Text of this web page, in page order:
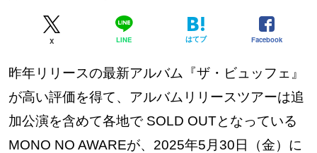
X LINE はてブ Facebook
昨年リリースの最新アルバム『ザ・ビュッフェ』
が高い評価を得て、アルバムリリースツアーは追
加公演を含めて各地で SOLD OUTとなっている
MONO NO AWAREが、2025年5月30日（金）に